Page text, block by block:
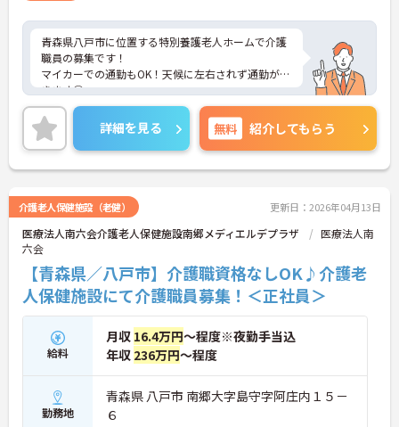
青森県八戸市に位置する特別養護老人ホームで介護
職員の募集です！
マイカーでの通勤もOK！天候に左右されず通勤がで
きます◎
資格取得支援制度もあるため働きながら取得可能！
ご自身のスキルアップもできます！
また昇給や賞与制度があり、頑張りが評価されてし
っかりと還元されます。さらに各種手当も充実して
いるのは嬉しいポイントです◎
ントもお伝えしますので是非ご応募お待ちしており
ます。
詳細を見る 無料 紹介してもらう
介護老人保健施設（老健） 更新日：2026年04月13日
医療法人南六会介護老人保健施設南郷メディエルデプラザ
医療法人南
六会
【青森県／八戸市】介護職資格なしOK♪介護老
人保健施設にて介護職員募集！＜正社員＞
給料
月収 16.4万円～程度※夜勤手当込
年収 236万円～程度
勤務地
青森県 八戸市 南郷大字島守字阿庄内１５－
６